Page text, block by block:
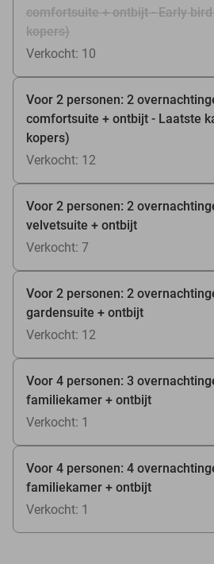
comfortsuite + ontbijt - Early
kopers)
Verkocht: 10
Voor 2 personen: 2
comfortsuite + ontbijt - Laatste
kopers)
Verkocht: 12
Voor 2 personen: 2
velvetsuite + ontbijt
Verkocht: 7
Voor 2 personen: 2
gardensuite + ontbijt
Verkocht: 12
Voor 4 personen: 3
familiekamer + ontbijt
Verkocht: 1
Voor 4 personen: 4
familiekamer + ontbijt
Verkocht: 1